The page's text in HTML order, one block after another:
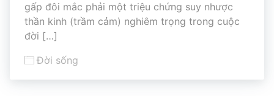
gấp đôi mắc phải một triệu chứng suy nhược
thần kinh (trầm cảm) nghiêm trọng trong cuộc
đời […]
Đời sống